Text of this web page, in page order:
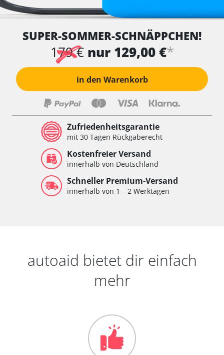
SUPER-SOMMER-SCHNÄPPCHEN!
179 € nur 129,00 €*
in den Warenkorb
Zufriedenheitsgarantie
mit 30 Tagen Rückgaberecht
Kostenfreier Versand
innerhalb von Deutschland
Schneller Premium-Versand
innerhalb von 1 – 2 Werktagen
autoaid bietet dir einfach
mehr